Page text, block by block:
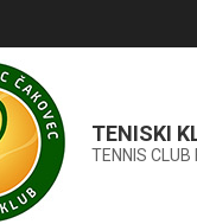
TENISKI
TENNIS CLUB